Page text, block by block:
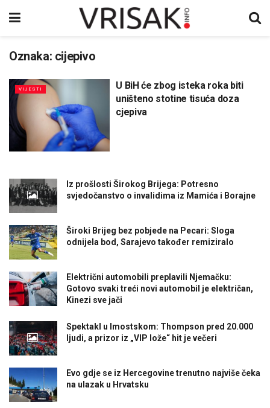
Oznaka: cijepivo
VIJESTI
U BiH će zbog isteka roka biti
uništeno stotine tisuća doza
cjepiva
Iz prošlosti Širokog Brijega: Potresno
svjedočanstvo o invalidima iz Mamića i Borajne
Široki Brijeg bez pobjede na Pecari: Sloga
odnijela bod, Sarajevo također remiziralo
Električni automobili preplavili Njemačku:
Gotovo svaki treći novi automobil je električan,
Kinezi sve jači
Spektakl u Imostskom: Thompson pred 20.000
ljudi, a prizor iz „VIP lože“ hit je večeri
Evo gdje se iz Hercegovine trenutno najviše čeka
na ulazak u Hrvatsku